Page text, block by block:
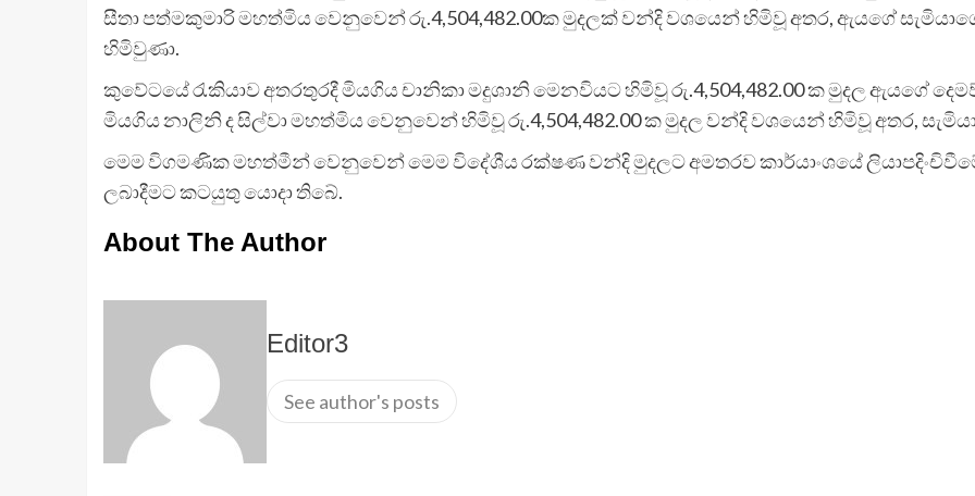
සීතා පත්මකුමාරි මහත්මිය වෙනුවෙන් රු.4,504,482.00ක මුදලක් වන්දි වශයෙන් හිමිවූ අතර, ඇයගේ
හිමිවුණා.
කුවේටයේ රැකියාව අතරතුරදී මියගිය චානිකා මදුශානි මෙනවියට හිමිවූ රු.4,504,482.00 ක මුදල ඇයගේ
මියගිය නාලිනි ද සිල්වා මහත්මිය වෙනුවෙන් හිමිවූ රු.4,504,482.00 ක මුදල වන්දි වශයෙන් හිමිවූ අතර,
මෙම විගමණික මහත්මීන් වෙනුවෙන් මෙම විදේශීය රක්ෂණ වන්දි මුදලට අමතරව කාර්යාංශයේ
ලබාදීමට කටයුතු යොදා තිබේ.
About The Author
Editor3
See author's posts